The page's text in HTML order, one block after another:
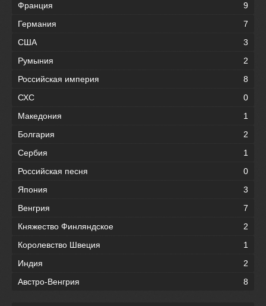
Франция
9
Германия
7
США
3
Румыния
2
Российская империя
8
СХС
0
Македония
1
Болгария
2
Сербия
1
Российская песня
0
Япония
3
Венгрия
7
Княжество Финляндское
2
Королевство Швеция
1
Индия
2
Австро-Венгрия
8